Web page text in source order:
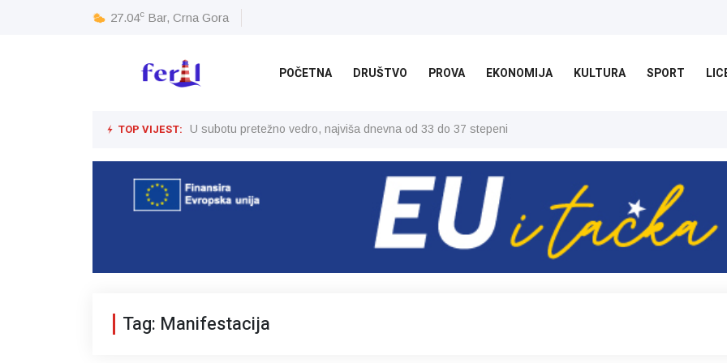
27.04c Bar, Crna Gora
POČETNA DRUŠTVO PROVA EKONOMIJA KULTURA SPORT
TOP VIJEST: U subotu pretežno vedro, najviša dnevna od 33 do 37 stepeni
Tag: Manifestacija